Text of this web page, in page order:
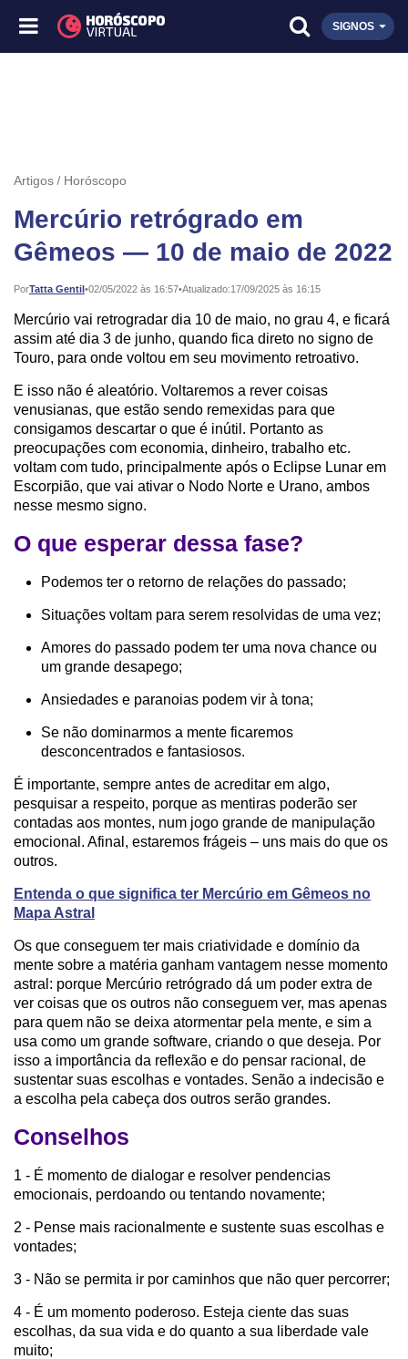
SIGNOS
Artigos Horóscopo
Mercúrio retrógrado em
Gêmeos — 10 de maio de 2022
PorTatta Gentil•
Publicado: 02/05/2022 às 16:57•Atualizado:17/09/2025 às 16:15
Mercúrio vai retrogradar dia 10 de maio, no grau 4, e ficará
assim até dia 3 de junho, quando fica direto no signo de
Touro, para onde voltou em seu movimento retroativo.
E isso não é aleatório. Voltaremos a rever coisas
venusianas, que estão sendo remexidas para que
consigamos descartar o que é inútil. Portanto as
preocupações com economia, dinheiro, trabalho etc.
voltam com tudo, principalmente após o Eclipse Lunar em
Escorpião, que vai ativar o Nodo Norte e Urano, ambos
nesse mesmo signo.
O que esperar dessa fase?
Podemos ter o retorno de relações do passado;
Situações voltam para serem resolvidas de uma vez;
Amores do passado podem ter uma nova chance ou
um grande desapego;
Ansiedades e paranoias podem vir à tona;
Se não dominarmos a mente ficaremos
desconcentrados e fantasiosos.
É importante, sempre antes de acreditar em algo,
pesquisar a respeito, porque as mentiras poderão ser
contadas aos montes, num jogo grande de manipulação
emocional. Afinal, estaremos frágeis – uns mais do que os
outros.
Entenda o que significa ter Mercúrio em Gêmeos no
Mapa Astral
Os que conseguem ter mais criatividade e domínio da
mente sobre a matéria ganham vantagem nesse momento
astral: porque Mercúrio retrógrado dá um poder extra de
ver coisas que os outros não conseguem ver, mas apenas
para quem não se deixa atormentar pela mente, e sim a
usa como um grande software, criando o que deseja. Por
isso a importância da reflexão e do pensar racional, de
sustentar suas escolhas e vontades. Senão a indecisão e
a escolha pela cabeça dos outros serão grandes.
Conselhos
1 - É momento de dialogar e resolver pendencias
emocionais, perdoando ou tentando novamente;
2 - Pense mais racionalmente e sustente suas escolhas e
vontades;
3 - Não se permita ir por caminhos que não quer percorrer;
4 - É um momento poderoso. Esteja ciente das suas
escolhas, da sua vida e do quanto a sua liberdade vale
muito;